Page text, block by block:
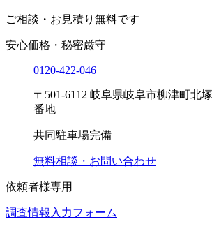
ご相談・お見積り 無料です
安心価格・秘密厳守
0120-422-046
〒501-6112 岐阜県岐阜市柳津町北
番地
共同駐車場完備
無料相談・お問い合わせ
依頼者様専用
調査情報入力フォーム